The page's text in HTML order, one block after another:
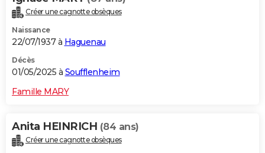
Créer une cagnotte obsèques
Naissance
22/07/1937 à Haguenau
Décès
01/05/2025 à Soufflenheim
Famille MARY
Anita HEINRICH (84 ans)
Créer une cagnotte obsèques